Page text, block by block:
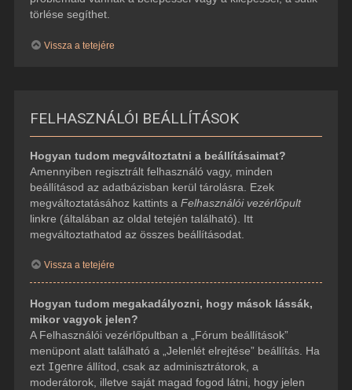
törlése segíthet.
Vissza a tetejére
FELHASZNÁLÓI BEÁLLÍTÁSOK
Hogyan tudom megváltoztatni a beállításaimat?
Amennyiben regisztrált felhasználó vagy, minden
beállításod az adatbázisban kerül tárolásra. Ezek
megváltoztatásához kattints a Felhasználói vezérlőpult
linkre (általában az oldal tetején található). Itt
megváltoztathatod az összes beállításodat.
Vissza a tetejére
Hogyan tudom megakadályozni, hogy mások lássák,
mikor vagyok jelen?
A Felhasználói vezérlőpultban a „Fórum beállítások”
menüpont alatt található a „Jelenlét elrejtése” beállítás. Ha
ezt Igenre állítod, csak az adminisztrátorok, a
moderátorok, illetve saját magad fogod látni, hogy jelen